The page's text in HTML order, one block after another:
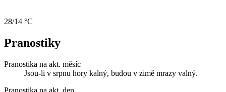
28/14 °C
Pranostiky
Pranostika na akt. měsíc
Jsou-li v srpnu hory kalný, budou v zimě mrazy valný.